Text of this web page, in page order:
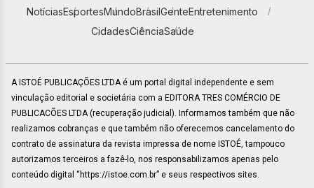
NotíciasEsportesMundoBrasilGenteEntretenimento
CidadesCiênciaSaúde
A ISTOÉ PUBLICAÇÕES LTDA é um portal digital independente e sem
vinculação editorial e societária com a EDITORA TRES COMÉRCIO DE
PUBLICACÕES LTDA (recuperação judicial). Informamos também que não
realizamos cobranças e que também não oferecemos cancelamento do
contrato de assinatura da revista impressa de nome ISTOÉ, tampouco
autorizamos terceiros a fazê-lo, nos responsabilizamos apenas pelo
conteúdo digital “https://istoe.com.br” e seus respectivos sites.